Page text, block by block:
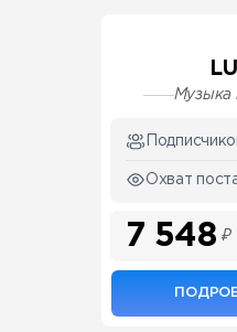
Музыка
Охват
7 548 ₽